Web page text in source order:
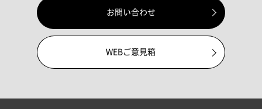
お問い合わせ
WEBご意見箱